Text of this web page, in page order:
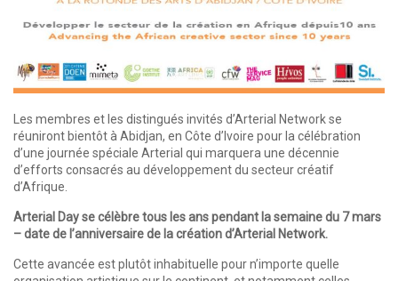
Les membres et les distingués invités d’Arterial Network se
réuniront bientôt à Abidjan, en Côte d’Ivoire pour la célébration
d’une journée spéciale Arterial qui marquera une décennie
d’efforts consacrés au développement du secteur créatif
d’Afrique.
Arterial Day se célèbre tous les ans pendant la semaine du 7 mars
– date de l’anniversaire de la création d’Arterial Network.
Cette avancée est plutôt inhabituelle pour n’importe quelle